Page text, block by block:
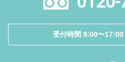
受付時間 9:00〜17:00